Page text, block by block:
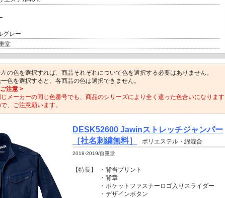
グレー
堂
の色を選択すれば、商品それぞれについて色を選択する必要はありません。
色を選択すると、各商品の色は選択できません。
注意 >
じメーカーの同じ色番号でも、商品のシリーズにより全く違った色合いになります
、ご注意願います。
DESK52600 Jawinストレッチジャンパー
［社名刺繍無料］
ポリエステル・綿混合
2018-2019/自重堂
【特長】
・背当プリント
・背章
・ポケットファスナーロゴ入りスライダー
・デザインボタン